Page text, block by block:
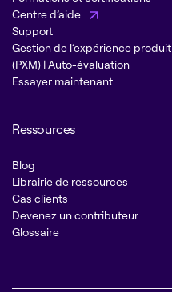
Centre d’aide
Support
Gestion de l’expérience produit
(PXM) | Auto-évaluation
Essayer maintenant
Ressources
Blog
Librairie de ressources
Cas clients
Devenez un contributeur
Glossaire